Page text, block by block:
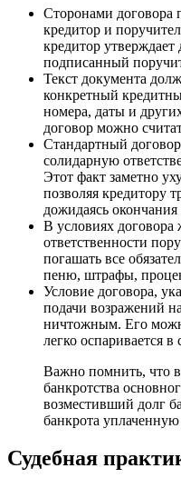
Сторонами договора
кредитор и
кредитор утверждает
подписанный
Текст документа
конкретный
номера, даты и
договор можно
Стандартный
солидарную
Этот факт заметно
позволяя кредитору
дожидаясь
В условиях договора
ответственности
погашать все
пеню, штрафы,
Условие договора,
подачи возражений
ничтожным. Его
легко оспаривается в
Важно помнить, что в
банкротства
возместивший долг
банкрота
Судебная